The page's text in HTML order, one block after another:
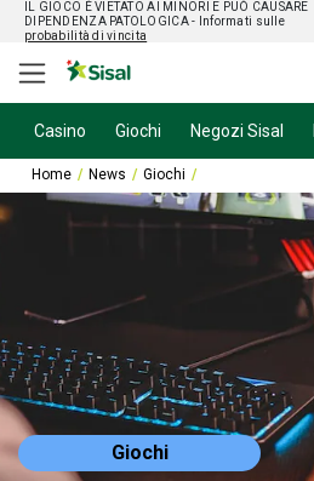
IL GIOCO È VIETATO AI MINORI E PUÒ CAUSARE
DIPENDENZA PATOLOGICA - Informati sulle
probabilità di vincita
Casino Giochi Negozi Sisal
Home News Giochi
Giochi